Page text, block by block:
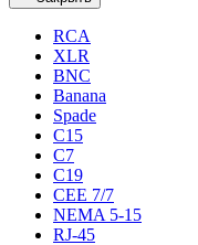
RCA
XLR
BNC
Banana
Spade
C15
С7
C19
CEE 7/7
NEMA 5-15
RJ-45